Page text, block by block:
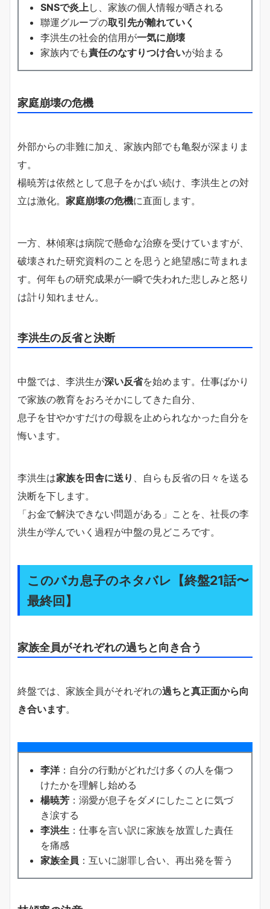
SNSで炎上 し、家族の個人情報が晒される
聯運グループの取引先が離れていく
李洪生の社会的信用が一気に崩壊
家族内でも責任のなすりつけ合いが始まる
家庭崩壊の危機
外部からの非難に加え、家族内部でも亀裂が深まりま
す。
楊暁芳は依然として息子をかばい続け、李洪生との対
立は激化。 家庭崩壊の危機に直面します。
一方、林傾寒は病院で懸命な治療を受けていますが、
破壊された研究資料のことを思うと絶望感に苛まれま
す。何年もの研究成果が一瞬で失われた悲しみと怒り
は計り知れません。
李洪生の反省と決断
中盤では、李洪生が深い反省を始めます。仕事ばかり
で家族の教育をおろそかにしてきた自分、
息子を甘やかすだけの母親を止められなかった自分を
悔います。
李洪生は家族を田舎に送り
、自らも反省の日々を送る
決断を下します。
「お金で解決できない問題がある」ことを、社長の李
洪生が学んでいく過程が中盤の見どころです。
このバカ息子のネタバレ【終盤21話〜
最終回】
家族全員がそれぞれの過ちと向き合う
終盤では、家族全員がそれぞれの過ちと真正面から向
き合います。
李洋：自分の行動がどれだけ多くの人を傷つ
けたかを理解し始める
楊暁芳 ：溺愛が息子をダメにしたことに気づ
き涙する
李洪生 ：仕事を言い訳に家族を放置した責任
を痛感
家族全員 ：互いに謝罪し合い、再出発を誓う